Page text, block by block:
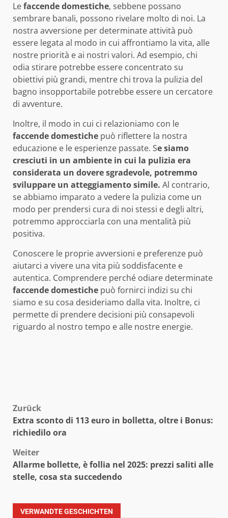
Lefaccende domestiche, sebbene possano
sembrare banali, possono rivelare molto di noi. La
nostra avversione per determinate attività può
essere legata al modo in cui affrontiamo la vita, alle
nostre priorità e ai nostri valori. Ad esempio, chi
odia stirare potrebbe essere concentrato su
obiettivi più grandi, mentre chi trova la pulizia del
bagno insopportabile potrebbe essere un cercatore
di avventure.
Inoltre, il modo in cui ci relazioniamo con le
faccende domestiche può riflettere la nostra
educazione e le esperienze passate. Se siamo
cresciuti in un ambiente in cui la pulizia era
considerata un dovere sgradevole, potremmo
sviluppare un atteggiamento simile. Al contrario,
se abbiamo imparato a vedere la pulizia come un
modo per prendersi cura di noi stessi e degli altri,
potremmo approcciarla con una mentalità più
positiva.
Conoscere le proprie avversioni e preferenze può
aiutarci a vivere una vita più soddisfacente e
autentica. Comprendere perché odiare determinate
faccende domestiche può fornirci indizi su chi
siamo e su cosa desideriamo dalla vita. Inoltre, ci
permette di prendere decisioni più consapevoli
riguardo al nostro tempo e alle nostre energie.
Beitragsnavigation
Zurück
Extra sconto di 113 euro in bolletta, oltre i Bonus:
richiedilo ora
Weiter
Allarme bollette, è follia nel 2025: prezzi saliti alle
stelle, cosa sta succedendo
VERWANDTE GESCHICHTEN